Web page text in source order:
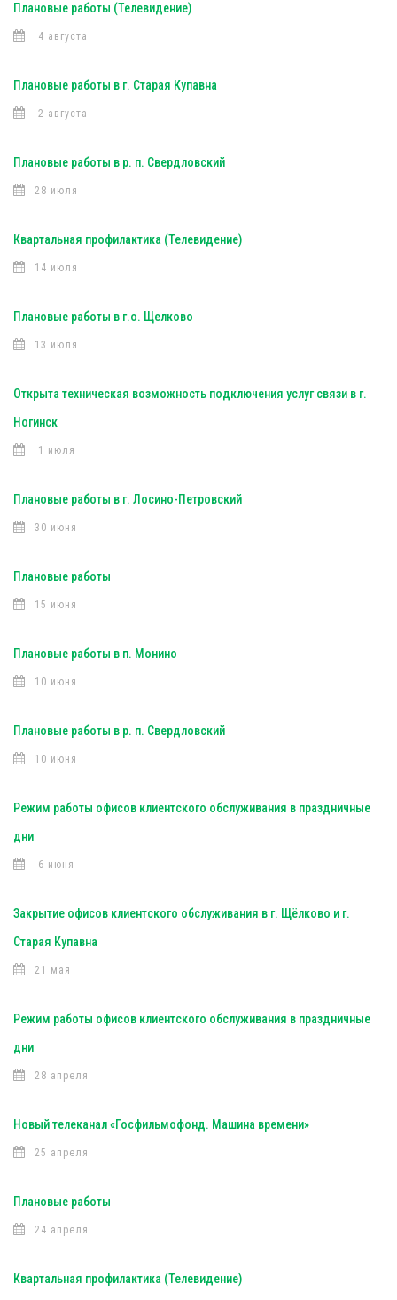
Плановые работы (Телевидение)
4 августа
Плановые работы в г. Старая Купавна
2 августа
Плановые работы в р. п. Свердловский
28 июля
Квартальная профилактика (Телевидение)
14 июля
Плановые работы в г.о. Щелково
13 июля
Открыта техническая возможность подключения услуг связи в г.
Ногинск
1 июля
Плановые работы в г. Лосино-Петровский
30 июня
Плановые работы
15 июня
Плановые работы в п. Монино
10 июня
Плановые работы в р. п. Свердловский
10 июня
Режим работы офисов клиентского обслуживания в праздничные
дни
6 июня
Закрытие офисов клиентского обслуживания в г. Щёлково и г.
Старая Купавна
21 мая
Режим работы офисов клиентского обслуживания в праздничные
дни
28 апреля
Новый телеканал «Госфильмофонд. Машина времени»
25 апреля
Плановые работы
24 апреля
Квартальная профилактика (Телевидение)